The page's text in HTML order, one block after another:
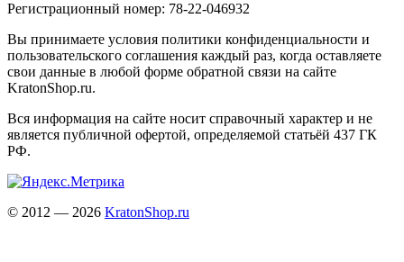
Регистрационный номер: 78-22-046932
Вы принимаете условия политики конфиденциальности и
пользовательского соглашения каждый раз, когда оставляете
свои данные в любой форме обратной связи на сайте
KratonShop.ru.
Вся информация на сайте носит справочный характер и не
является публичной офертой, определяемой статьёй 437 ГК
РФ.
© 2012 — 2026 KratonShop.ru